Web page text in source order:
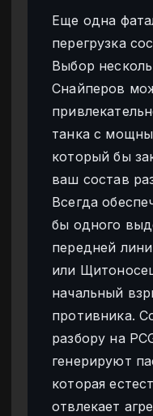
Еще одна
перегрузка
Выбор
Снайперов
танка с
который бы
ваш состав
Всегда
бы одного
передней
или
начальный
противника.
разбору на
генерируют
которая
отвлекает